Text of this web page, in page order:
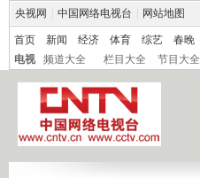
央视网 中国网络电视台 网站地图
首页 新闻 经济 体育 综艺 春晚
电视
频道大全 栏目大全 节目大全